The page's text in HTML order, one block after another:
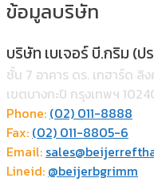
ข้อมูลบริษัท
บริษัท เบเจอร์ บี.กริม (ป
ชั้น 7 อาคาร ดร. เกฮาร์ด ลิ
เขตบางกะปิ กรุงเทพฯ
Phone: (02) 011-8888
Fax: (02) 011-8805-6
Email:
Lineid: @beijerbgrimm